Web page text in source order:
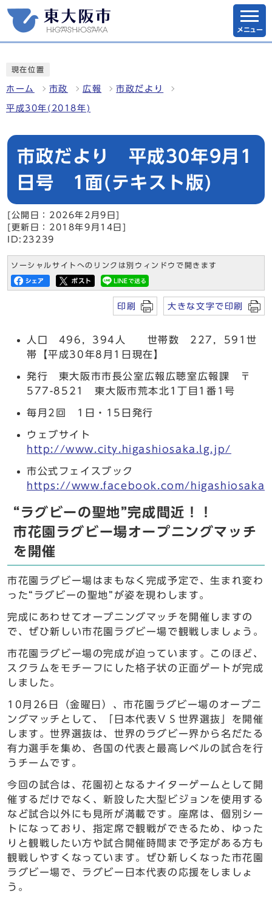
メニュー
現在位置
ホーム 市政 広報 市政だより
平成30年(2018年)
市政だより 平成30年9月1
日号 1面(テキスト版)
[公開日：2026年2月9日]
[更新日：2018年9月14日]
ID:23239
ソーシャルサイトへのリンクは別ウィンドウで開きます
印刷 大きな文字で印刷
人口 496，394人 世帯数 227，591世
帯【平成30年8月1日現在】
発行 東大阪市市長公室広報広聴室広報課 〒
577-8521 東大阪市荒本北1丁目1番1号
毎月2回 1日・15日発行
ウェブサイト
http://www.city.higashiosaka.lg.jp/
市公式フェイスブック
https://www.facebook.com/
“ラグビーの聖地”完成間近！！
市花園ラグビー場オープニングマッチ
を開催
市花園ラグビー場はまもなく完成予定で、生まれ変わ
った“ラグビーの聖地”が姿を現わします。
完成にあわせてオープニングマッチを開催しますの
で、ぜひ新しい市花園ラグビー場で観戦しましょう。
市花園ラグビー場の完成が迫っています。このほど、
スクラムをモチーフにした格子状の正面ゲートが完成
しました。
10月26日（金曜日）、市花園ラグビー場のオープニ
ングマッチとして、「日本代表ＶＳ世界選抜」を開催
します。世界選抜は、世界のラグビー界から名だたる
有力選手を集め、各国の代表と最高レベルの試合を行
うチームです。
今回の試合は、花園初となるナイターゲームとして開
催するだけでなく、新設した大型ビジョンを使用する
など試合以外にも見所が満載です。座席は、個別シー
トになっており、指定席で観戦ができるため、ゆった
りと観戦したい方や試合開催時間まで予定がある方も
観戦しやすくなっています。ぜひ新しくなった市花園
ラグビー場で、ラグビー日本代表の応援をしましょ
う。